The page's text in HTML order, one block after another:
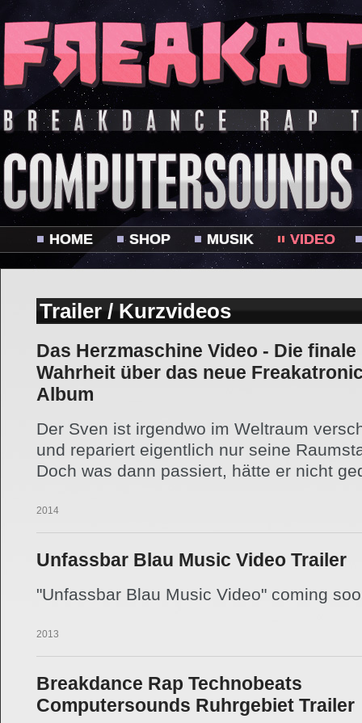
HOME SHOP MUSIK VIDEO
Trailer / Kurzvideos
Das Herzmaschine Video - Die finale
Wahrheit über das neue
Album
Der Sven ist irgendwo im Weltraum
und repariert eigentlich nur seine
Doch was dann passiert, hätte er nicht
22.07.2014
Unfassbar Blau Music Video Trailer
"Unfassbar Blau Music Video" coming
22.12.2013
Breakdance Rap Technobeats
Computersounds Ruhrgebiet Trailer